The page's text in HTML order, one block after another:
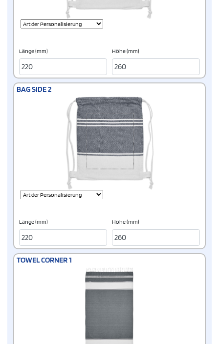
Länge (mm) Höhe (mm)
BAG SIDE 2
Länge (mm) Höhe (mm)
TOWEL CORNER 1